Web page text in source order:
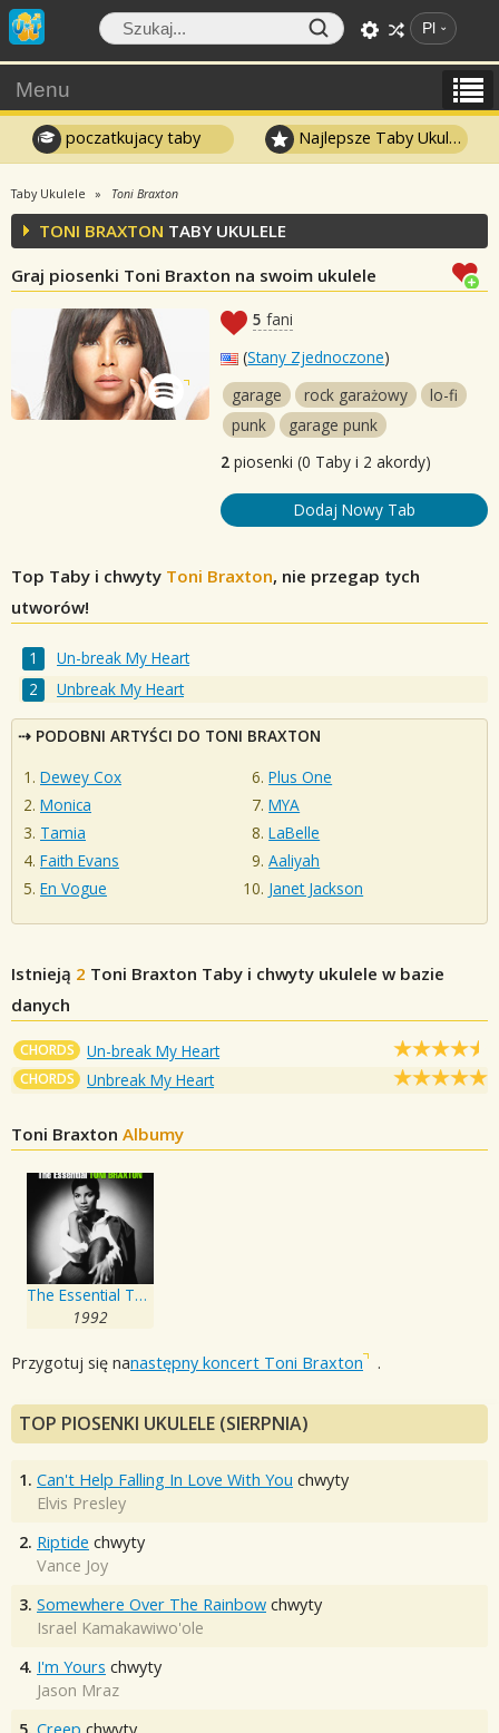
Pl
Menu
poczatkujacy taby Najlepsze Taby Ukulele
Taby Ukulele Toni Braxton
TONI BRAXTON TABY UKULELE
Graj piosenki Toni Braxton na swoim ukulele
5 fani
(Stany Zjednoczone)
garage
rock garażowy
lo-fi
punk
garage punk
2 piosenki (0 Taby i 2 akordy)
Dodaj Nowy Tab
Top Taby i chwyty Toni Braxton, nie przegap tych
utworów!
Un-break My Heart
Unbreak My Heart
PODOBNI ARTYŚCI DO TONI BRAXTON
Dewey Cox
Monica
Tamia
Faith Evans
En Vogue
Plus One
MYA
LaBelle
Aaliyah
Janet Jackson
Istnieją 2 Toni Braxton Taby i chwyty ukulele w bazie
danych
CHORDS Un-break My Heart
CHORDS Unbreak My Heart
Toni Braxton Albumy
The Essential Toni Braxton
1992
Przygotuj się nanastępny koncert Toni Braxton .
TOP PIOSENKI UKULELE (SIERPNIA)
1. Can't Help Falling In Love With You chwyty
Elvis Presley
2. Riptide chwyty
Vance Joy
3. Somewhere Over The Rainbow chwyty
Israel Kamakawiwo'ole
4. I'm Yours chwyty
Jason Mraz
5. Creep chwyty